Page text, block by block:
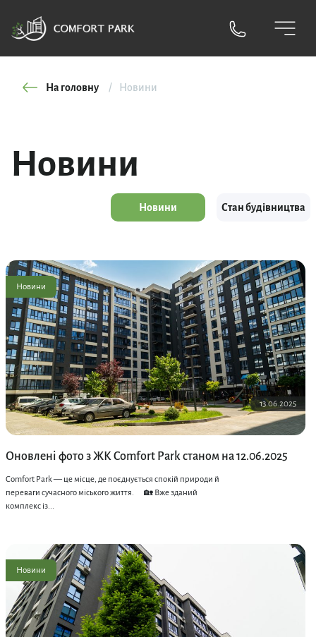
На головну Новини
Новини
Новини Стан будівництва
13.06.2025
Новини
Оновлені фото з ЖК Comfort Park станом на 12.06.2025
Comfort Park — це місце, де поєднується спокій природи й
переваги сучасного міського життя. ⠀ 🏡 Вже зданий
комплекс із...
Новини